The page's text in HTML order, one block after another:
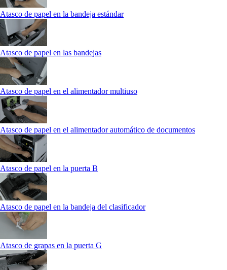
Atasco de papel en la bandeja estándar
Atasco de papel en las bandejas
Atasco de papel en el alimentador multiuso
Atasco de papel en el alimentador automático de documentos
Atasco de papel en la puerta B
Atasco de papel en la bandeja del clasificador
Atasco de grapas en la puerta G